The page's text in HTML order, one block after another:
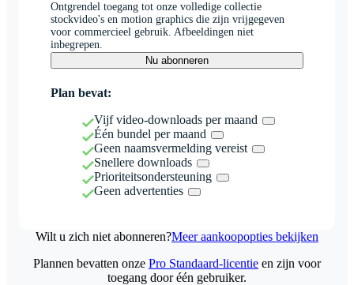
Ontgrendel toegang tot onze volledige collectie
stockvideo's en motion graphics die zijn vrijgegeven
voor commercieel gebruik. Afbeeldingen niet
inbegrepen.
Nu abonneren
Plan bevat:
Vijf video-downloads per maand
Één bundel per maand
Geen naamsvermelding vereist
Snellere downloads
Prioriteitsondersteuning
Geen advertenties
Wilt u zich niet abonneren?Meer aankoopopties bekijken
Plannen bevatten onze Pro Standaard-licentie en zijn voor
toegang door één gebruiker.